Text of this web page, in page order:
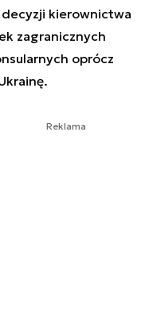
kierownictwa
zagranicznych
oprócz
Reklama